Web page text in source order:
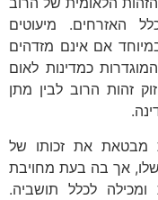
מיעוטים
אם אינם מזדהים
כמדינות לאום
הרוב לבין מתן
את זכותו של
אך בה בעת מחויבת
לכלל תושביה.